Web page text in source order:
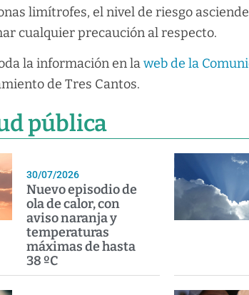
limítrofes, el nivel de riesgo
cualquier precaución al respecto.
la información en laweb de la
de Tres Cantos.
pública
30/07/2026
Nuevo episodio de
ola de calor, con
aviso naranja y
temperaturas
máximas de hasta
38 ºC